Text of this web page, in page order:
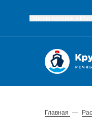
Главная —